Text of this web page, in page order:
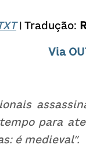
| Tradução:
Via
para
é medieval”.